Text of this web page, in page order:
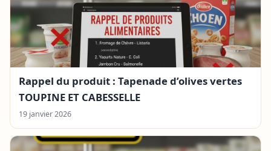
Rappel du produit : Tapenade d’olives vertes
TOUPINE ET CABESSELLE
19 janvier 2026